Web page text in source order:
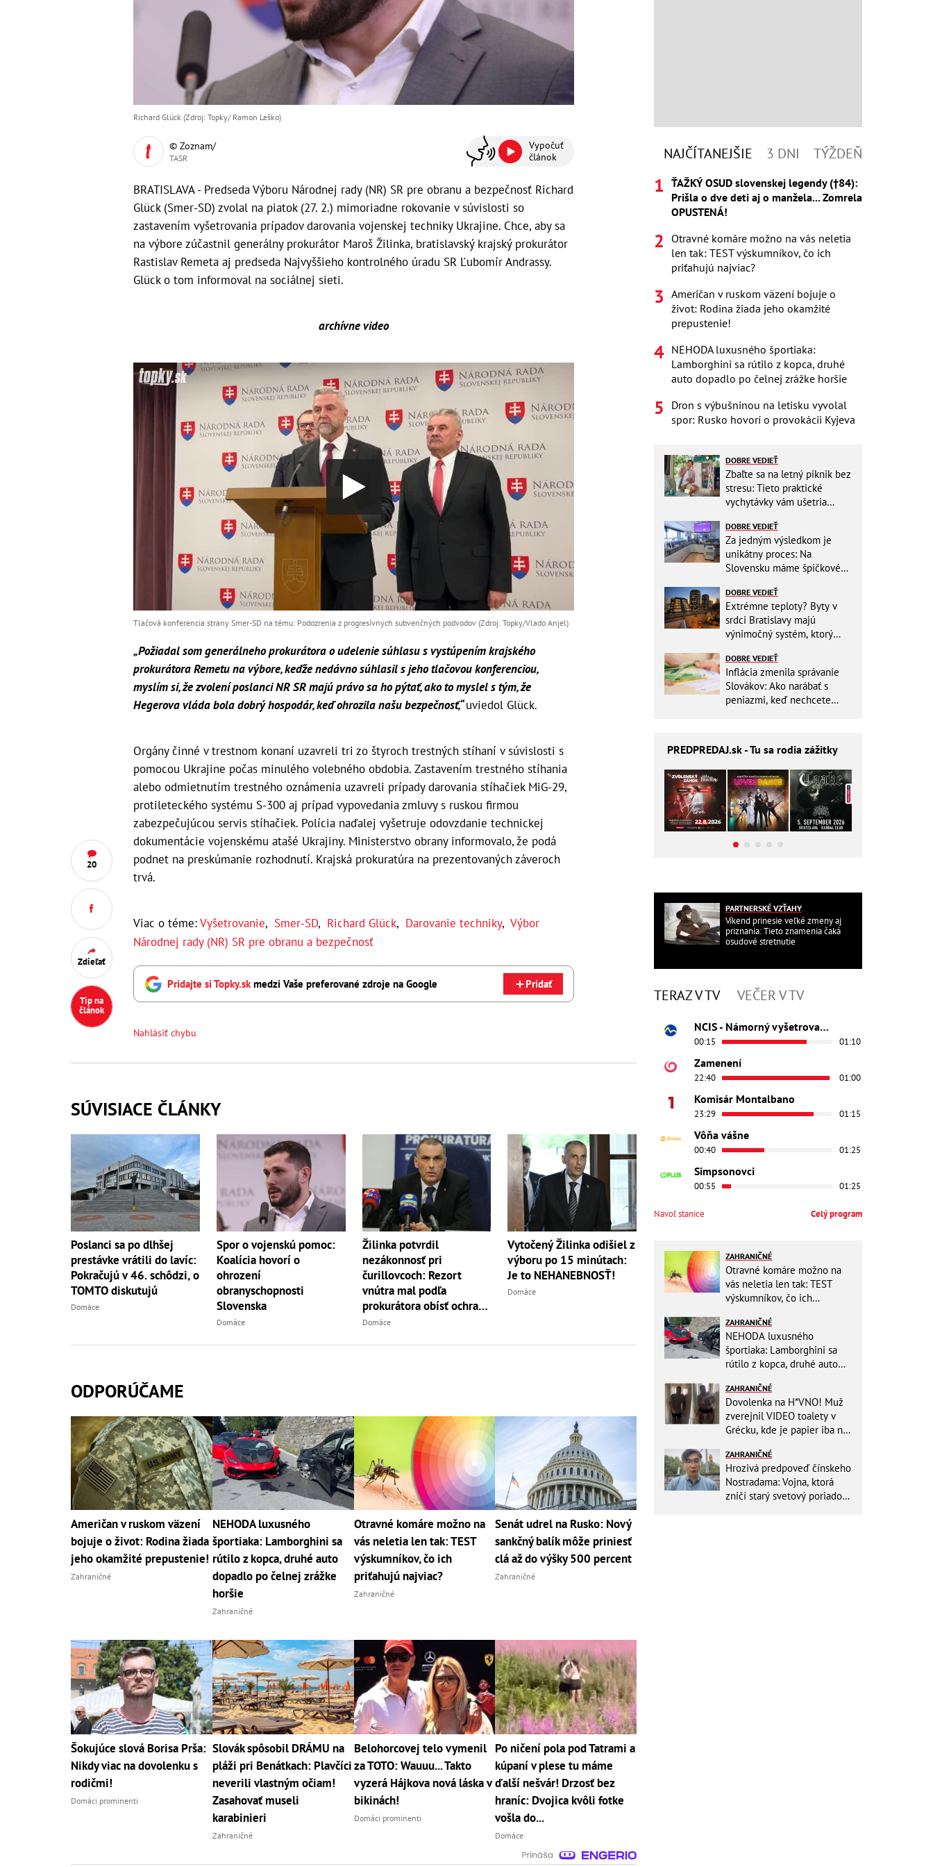
20
Zdieľať
Tip na
článok
Richard Glück (Zdroj: Topky/ Ramon Leško)
© Zoznam/
TASR
Vypočuť
článok
BRATISLAVA - Predseda Výboru Národnej rady (NR) SR pre obranu a bezpečnosť Richard
Glück (Smer-SD) zvolal na piatok (27. 2.) mimoriadne rokovanie v súvislosti so
zastavením vyšetrovania prípadov darovania vojenskej techniky Ukrajine. Chce, aby sa
na výbore zúčastnil generálny prokurátor Maroš Žilinka, bratislavský krajský prokurátor
Rastislav Remeta aj predseda Najvyššieho kontrolného úradu SR Ľubomír Andrassy.
Glück o tom informoval na sociálnej sieti.
archívne video
Tlačová konferencia strany Smer-SD na tému: Podozrenia z progresívnych subvenčných podvodov (Zdroj: Topky/Vlado Anjel)
„Požiadal som generálneho prokurátora o udelenie súhlasu s vystúpením krajského
prokurátora Remetu na výbore, keďže nedávno súhlasil s jeho tlačovou konferenciou,
myslím si, že zvolení poslanci NR SR majú právo sa ho pýtať, ako to myslel s tým, že
Hegerova vláda bola dobrý hospodár, keď ohrozila našu bezpečnosť,“uviedol Glück.
Orgány činné v trestnom konaní uzavreli tri zo štyroch trestných stíhaní v súvislosti s
pomocou Ukrajine počas minulého volebného obdobia. Zastavením trestného stíhania
alebo odmietnutím trestného oznámenia uzavreli prípady darovania stíhačiek MiG-29,
protileteckého systému S-300 aj prípad vypovedania zmluvy s ruskou firmou
zabezpečujúcou servis stíhačiek. Polícia naďalej vyšetruje odovzdanie technickej
dokumentácie vojenskému atašé Ukrajiny. Ministerstvo obrany informovalo, že podá
podnet na preskúmanie rozhodnutí. Krajská prokuratúra na prezentovaných záveroch
trvá.
Viac o téme:Vyšetrovanie, Smer-SD, Richard Glück, Darovanie techniky, Výbor
Národnej rady (NR) SR pre obranu a bezpečnosť
Pridajte si Topky.skmedzi Vaše preferované zdroje na Google Pridať
Nahlásiť chybu
SÚVISIACE ČLÁNKY
Poslanci sa po dlhšej
prestávke vrátili do lavíc:
Pokračujú v 46. schôdzi, o
TOMTO diskutujú
Domáce
Spor o vojenskú pomoc:
Koalícia hovorí o
ohrození
obranyschopnosti
Slovenska
Domáce
Žilinka potvrdil
nezákonnosť pri
čurillovcoch: Rezort
vnútra mal podľa
prokurátora obísť ochranu
oznamovateľov
Domáce
Vytočený Žilinka odišiel z
výboru po 15 minútach:
Je to NEHANEBNOSŤ!
Domáce
ODPORÚČAME
Američan v ruskom väzení
bojuje o život: Rodina žiada
jeho okamžité prepustenie!
Zahraničné
NEHODA luxusného
športiaka: Lamborghini sa
rútilo z kopca, druhé auto
dopadlo po čelnej zrážke
horšie
Zahraničné
Otravné komáre možno na
vás neletia len tak: TEST
výskumníkov, čo ich
priťahujú najviac?
Zahraničné
Senát udrel na Rusko: Nový
sankčný balík môže priniesť
clá až do výšky 500 percent
Zahraničné
Šokujúce slová Borisa Prša:
Nikdy viac na dovolenku s
rodičmi!
Domáci prominenti
Slovák spôsobil DRÁMU na
pláži pri Benátkach: Plavčíci
neverili vlastným očiam!
Zasahovať museli
karabinieri
Zahraničné
Belohorcovej telo vymenil
za TOTO: Wauuu... Takto
vyzerá Hájkova nová láska v
bikinách!
Domáci prominenti
Po ničení pola pod Tatrami a
kúpaní v plese tu máme
ďalší nešvár! Drzosť bez
hraníc: Dvojica kvôli fotke
vošla do...
Domáce
NAJČÍTANEJŠIE 3 DNI TÝŽDEŇ
ŤAŽKÝ OSUD slovenskej legendy (†84):
Prišla o dve deti aj o manžela... Zomrela
OPUSTENÁ!
Otravné komáre možno na vás neletia
len tak: TEST výskumníkov, čo ich
priťahujú najviac?
Američan v ruskom väzení bojuje o
život: Rodina žiada jeho okamžité
prepustenie!
NEHODA luxusného športiaka:
Lamborghini sa rútilo z kopca, druhé
auto dopadlo po čelnej zrážke horšie
Dron s výbušninou na letisku vyvolal
spor: Rusko hovorí o provokácii Kyjeva
DOBRE VEDIEŤ
Zbaľte sa na letný piknik bez
stresu: Tieto praktické
vychytávky vám ušetria
DOBRE VEDIEŤ
Za jedným výsledkom je
unikátny proces: Na
Slovensku máme špičkové
DOBRE VEDIEŤ
Extrémne teploty? Byty v
srdci Bratislavy majú
výnimočný systém, ktorý
DOBRE VEDIEŤ
Inflácia zmenila správanie
Slovákov: Ako narábať s
peniazmi, keď nechcete
PREDPREDAJ.sk - Tu sa rodia zážitky
PARTNERSKÉ VZŤAHY
Víkend prinesie veľké zmeny aj
priznania: Tieto znamenia čaká
osudové stretnutie
TERAZ V TV VEČER V TV
NCIS - Námorný vyšetrovací úrad
00:15 01:10
Zamenení
22:40 01:00
Komisár Montalbano
23:29 01:15
Vôňa vášne
00:40 01:25
Simpsonovci
00:55 01:25
Navoľ stanice Celý program
ZAHRANIČNÉ
Otravné komáre možno na
vás neletia len tak: TEST
výskumníkov, čo ich
ZAHRANIČNÉ
NEHODA luxusného
športiaka: Lamborghini sa
rútilo z kopca, druhé auto
horšie
ZAHRANIČNÉ
Dovolenka na H*VNO! Muž
zverejnil VIDEO toalety v
Grécku, kde je papier iba na
do kuchyne
ZAHRANIČNÉ
Hrozivá predpoveď čínskeho
Nostradama: Vojna, ktorá
zničí starý svetový poriadok!